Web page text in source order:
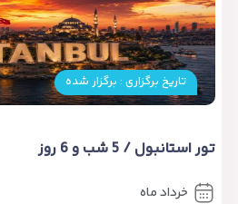
تاریخ برگزاری : برگزار شده
تور استانبول / 5 شب و 6 روز
خرداد ماه